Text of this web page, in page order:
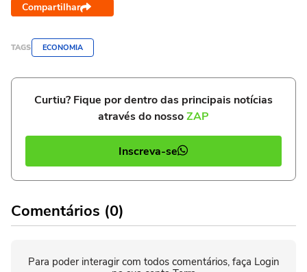
Compartilhar
TAGS ECONOMIA
Curtiu? Fique por dentro das principais notícias
através do nossoZAP
Inscreva-se
Comentários (0)
Para poder interagir com todos comentários, faça Login